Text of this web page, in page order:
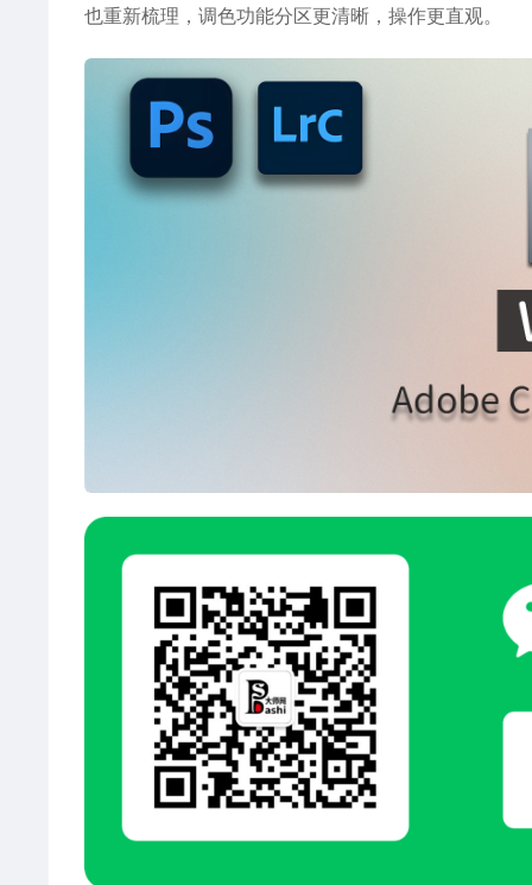
也重新梳理，调色功能分区更清晰，操作更直观。